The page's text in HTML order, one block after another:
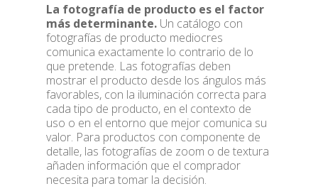
La fotografía de producto es el factor
más determinante.Un catálogo con
fotografías de producto mediocres
comunica exactamente lo contrario de lo
que pretende. Las fotografías deben
mostrar el producto desde los ángulos más
favorables, con la iluminación correcta para
cada tipo de producto, en el contexto de
uso o en el entorno que mejor comunica su
valor. Para productos con componente de
detalle, las fotografías de zoom o de textura
añaden información que el comprador
necesita para tomar la decisión.